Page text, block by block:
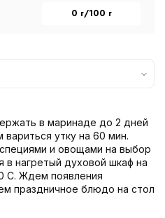
0 г/100 г
в маринаде до 2 дней
утку на 60 мин.
и овощами на выбор
в нагретый духовой шкаф на
С. Ждем появления
праздничное блюдо на стол